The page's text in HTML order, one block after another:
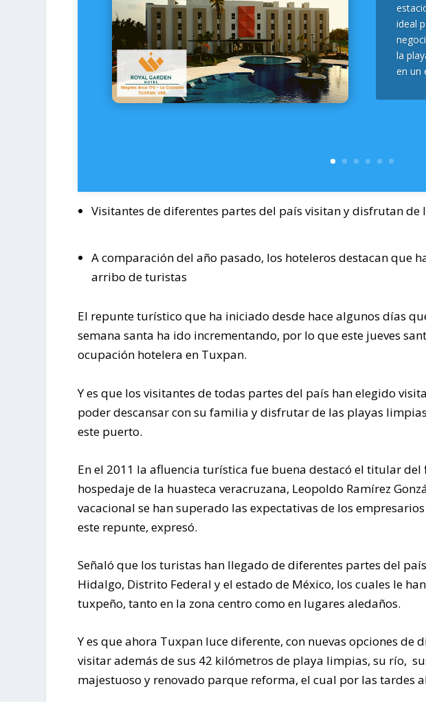
ideal
la
en un
Visitantes de diferentes partes del país visitan y disfrutan
A comparación del año pasado, los hoteleros destacan que
arribo de turistas
El repunte turístico que ha iniciado desde hace algunos días
semana santa ha ido incrementando, por lo que este jueves
ocupación hotelera en Tuxpan.
Y es que los visitantes de todas partes del país han elegido
poder descansar con su familia y disfrutar de las playas
este puerto.
En el 2011 la afluencia turística fue buena destacó el titular
hospedaje de la huasteca veracruzana, Leopoldo Ramírez
vacacional se han superado las expectativas de los
este repunte, expresó.
Señaló que los turistas han llegado de diferentes partes del
Hidalgo, Distrito Federal y el estado de México, los cuales le
tuxpeño, tanto en la zona centro como en lugares aledaños.
Y es que ahora Tuxpan luce diferente, con nuevas opciones de
visitar además de sus 42 kilómetros de playa limpias, su río,
majestuoso y renovado parque reforma, el cual por las tardes